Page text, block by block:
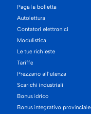
Paga la bolletta
Autolettura
Contatori elettronici
Modulistica
Le tue richieste
Tariffe
Prezzario all’utenza
Scarichi industriali
Bonus idrico
Bonus integrativo provinciale